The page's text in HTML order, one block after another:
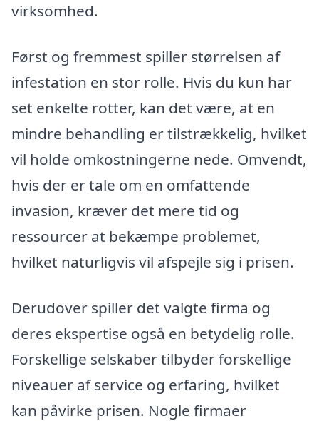
virksomhed.
Først og fremmest spiller størrelsen af
infestation en stor rolle. Hvis du kun har
set enkelte rotter, kan det være, at en
mindre behandling er tilstrækkelig, hvilket
vil holde omkostningerne nede. Omvendt,
hvis der er tale om en omfattende
invasion, kræver det mere tid og
ressourcer at bekæmpe problemet,
hvilket naturligvis vil afspejle sig i prisen.
Derudover spiller det valgte firma og
deres ekspertise også en betydelig rolle.
Forskellige selskaber tilbyder forskellige
niveauer af service og erfaring, hvilket
kan påvirke prisen. Nogle firmaer